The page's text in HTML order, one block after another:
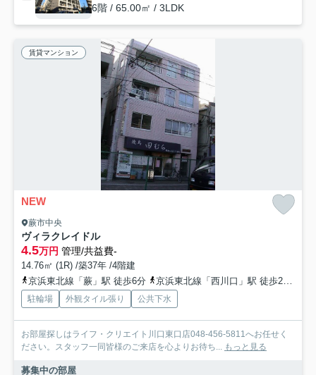
6階 / 65.00㎡ / 3LDK
賃貸マンション
NEW
蕨市中央
ヴィラクレイドル
4.5万円 管理/共益費-
14.76㎡ (1R) /築37年 /4階建
京浜東北線「蕨」駅 徒歩6分
京浜東北線「西川口」駅 徒歩24分
駐輪場 外観タイル張り 公共下水
お部屋探しはライフ・クリエイト川口東口店048-456-5811へお任せく
ださい。スタッフ一同皆様のご来店を心よりお待ち... もっと見る
募集中の部屋